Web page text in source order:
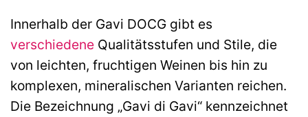
Innerhalb der Gavi DOCG gibt es
verschiedene Qualitätsstufen und Stile, die
von leichten, fruchtigen Weinen bis hin zu
komplexen, mineralischen Varianten reichen.
Die Bezeichnung „Gavi di Gavi“ kennzeichnet